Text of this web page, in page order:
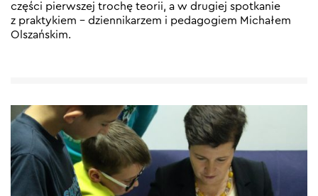
części pierwszej trochę teorii, a w drugiej spotkanie
z praktykiem – dziennikarzem i pedagogiem Michałem
Olszańskim.